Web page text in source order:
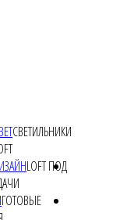
СВЕТИЛЬНИКИ
LOFT ПОД
ГОТОВЫЕ